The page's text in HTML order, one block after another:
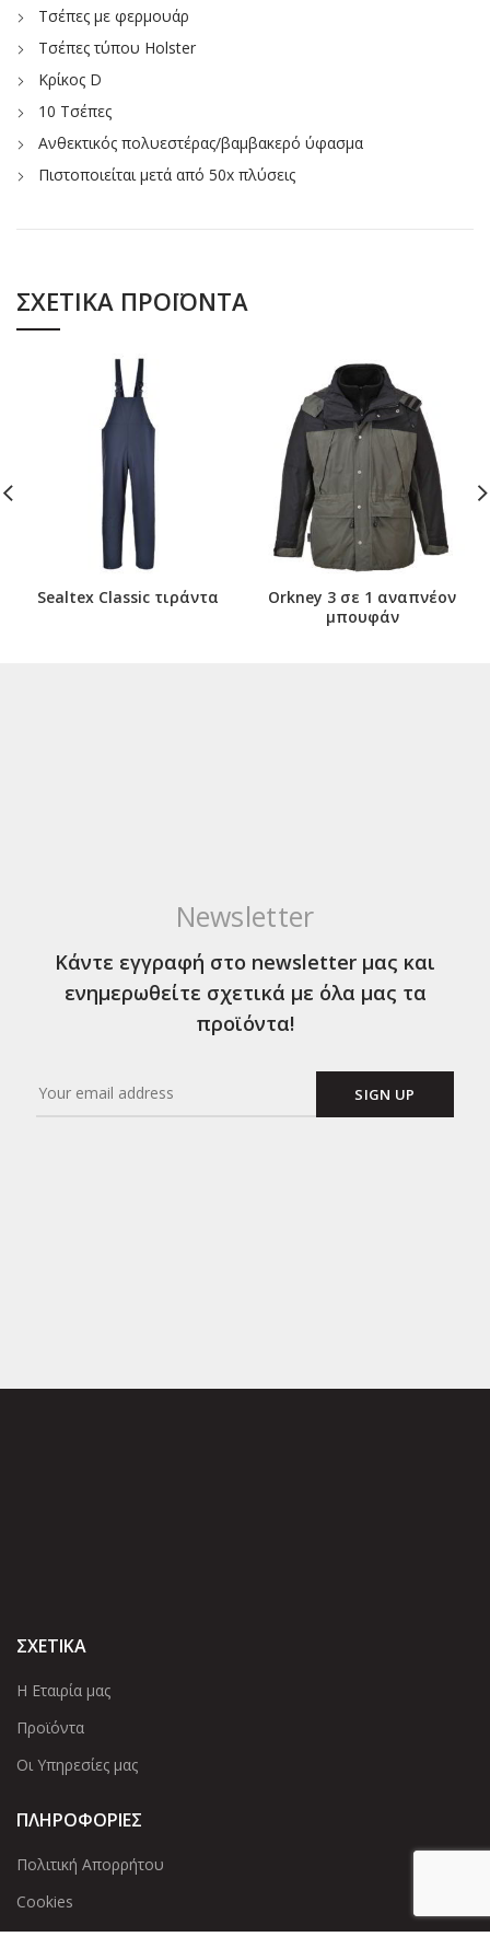
Τσέπες με φερμουάρ
Τσέπες τύπου Holster
Κρίκος D
10 Τσέπες
Ανθεκτικός πολυεστέρας/βαμβακερό ύφασμα
Πιστοποιείται μετά από 50x πλύσεις
ΣΧΕΤΙΚΆ ΠΡΟΪΌΝΤΑ
Sealtex Classic τιράντα
Orkney 3 σε 1 αναπνέον
μπουφάν
Newsletter
Κάντε εγγραφή στο newsletter μας και
ενημερωθείτε σχετικά με όλα μας τα
προϊόντα!
ΣΧΕΤΙΚΑ
Η Εταιρία μας
Προϊόντα
Οι Υπηρεσίες μας
ΠΛΗΡΟΦΟΡΙΕΣ
Πολιτική Απορρήτου
Cookies
Επικοινωνία